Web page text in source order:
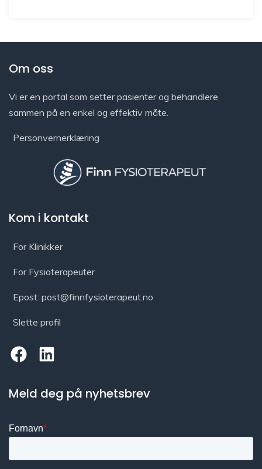
Om oss
Vi er en portal som setter pasienter og behandlere
sammen på en enkel og effektiv måte.
Personvernerklæring
Kom i kontakt
For Klinikker
For Fysioterapeuter
Epost: post@finnfysioterapeut.no
Slette profil
Meld deg på nyhetsbrev